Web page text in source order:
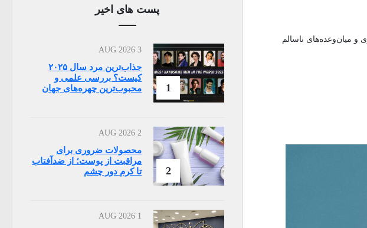
میان‌وعده‌های ناسالم
پست های اخیر
1
3 AUG 2026
جذاب‌ترین مرد سال ۲۰۲۵
کیست؟ بررسی علمی و
محبوب‌ترین چهره‌های جهان
2
2 AUG 2026
محصولات ضروری برای
مراقبت از پوست؛ از ضدآفتاب
تا کرم دور چشم
1 AUG 2026